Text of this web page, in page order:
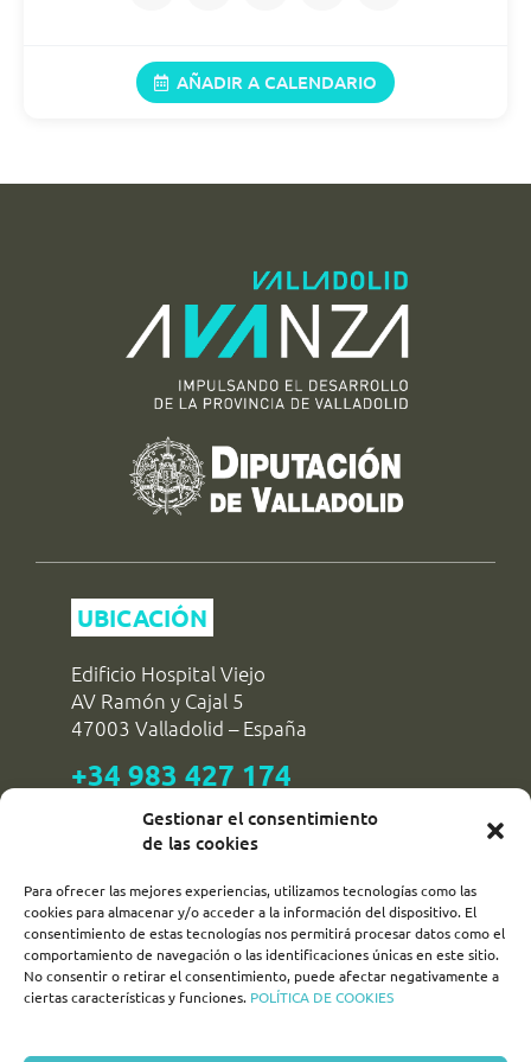
Gestionar el consentimiento
de las cookies
Para ofrecer las mejores experiencias, utilizamos tecnologías como las
cookies para almacenar y/o acceder a la información del dispositivo. El
consentimiento de estas tecnologías nos permitirá procesar datos como el
comportamiento de navegación o las identificaciones únicas en este sitio.
No consentir o retirar el consentimiento, puede afectar negativamente a
ciertas características y funciones. POLÍTICA DE COOKIES
13/09/2026
11:45 h (11:45)
11:45 h (11:45)
20/09/2026
26/09/2026
11:45 h (11:45)
27/09/2026
11:45 h (11:45)
AÑADIR A CALENDARIO
UBICACIÓN
Edificio Hospital Viejo
AV Ramón y Cajal 5
47003 Valladolid – España
+34 983 427 174
reservas@dipvalladolid.es
SÍGUENOS!
turismovalladolid